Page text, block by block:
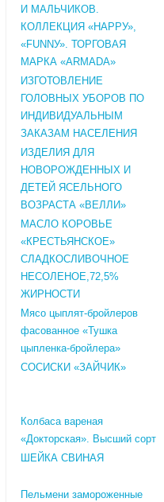
И МАЛЬЧИКОВ.
КОЛЛЕКЦИЯ «НАРРУ»,
«FUNNУ». ТОРГОВАЯ
МАРКА «ARMADA»
ИЗГОТОВЛЕНИЕ
ГОЛОВНЫХ УБОРОВ ПО
ИНДИВИДУАЛЬНЫМ
ЗАКАЗАМ НАСЕЛЕНИЯ
ИЗДЕЛИЯ ДЛЯ
НОВОРОЖДЕННЫХ И
ДЕТЕЙ ЯСЕЛЬНОГО
ВОЗРАСТА «ВЕЛЛИ»
МАСЛО КОРОВЬЕ
«КРЕСТЬЯНСКОЕ»
СЛАДКОСЛИВОЧНОЕ
НЕСОЛЕНОЕ,72,5%
ЖИРНОСТИ
Мясо цыплят-бройлеров
фасованное «Тушка
цыпленка-бройлера»
СОСИСКИ «ЗАЙЧИК»
Колбаса вареная
«Докторская». Высший сорт
ШЕЙКА СВИНАЯ
Пельмени замороженные